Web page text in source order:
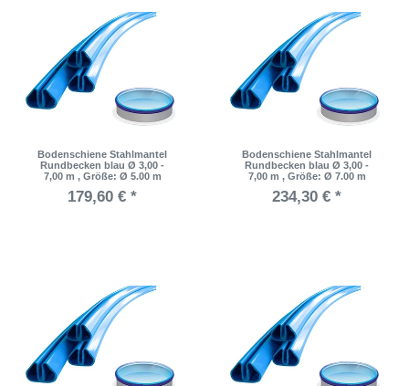
Bodenschiene Stahlmantel
Rundbecken blau Ø 3,00 -
7,00 m , Größe: Ø 5.00 m
179,60 € *
Bodenschiene Stahlmantel
Rundbecken blau Ø 3,00 -
7,00 m , Größe: Ø 7.00 m
234,30 € *